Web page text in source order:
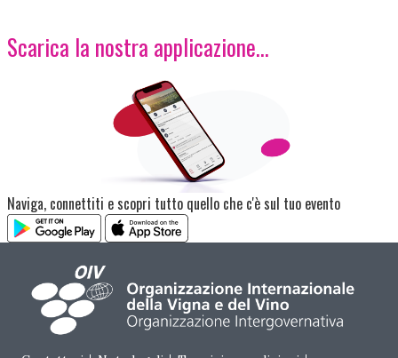
Scarica la nostra applicazione...
Immagine
Naviga, connettiti e scopri tutto quello che c'è sul tuo evento